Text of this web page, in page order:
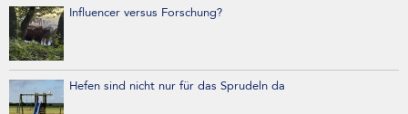
Influencer versus Forschung?
Hefen sind nicht nur für das Sprudeln da